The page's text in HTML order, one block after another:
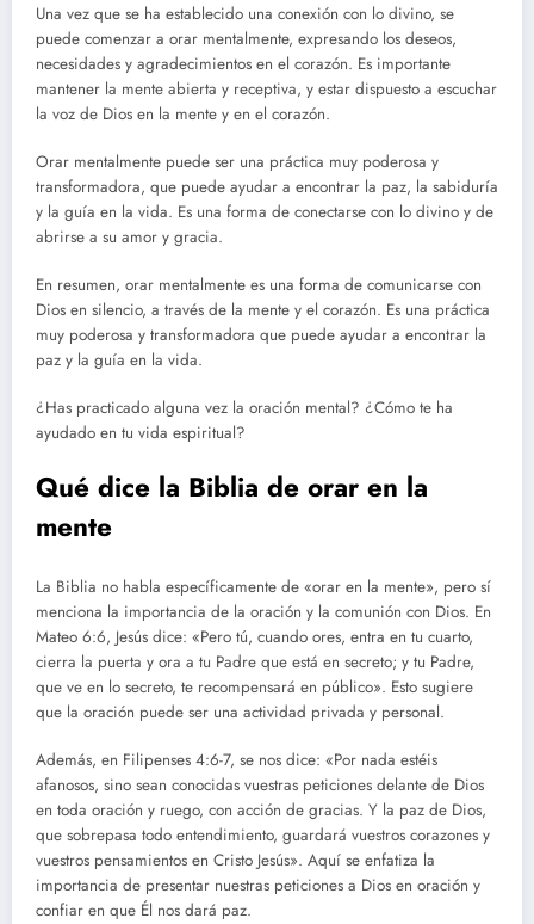
Una vez que se ha establecido una conexión con lo divino, se
puede comenzar a orar mentalmente, expresando los deseos,
necesidades y agradecimientos en el corazón. Es importante
mantener la mente abierta y receptiva, y estar dispuesto a escuchar
la voz de Dios en la mente y en el corazón.
Orar mentalmente puede ser una práctica muy poderosa y
transformadora, que puede ayudar a encontrar la paz, la sabiduría
y la guía en la vida. Es una forma de conectarse con lo divino y de
abrirse a su amor y gracia.
En resumen, orar mentalmente es una forma de comunicarse con
Dios en silencio, a través de la mente y el corazón. Es una práctica
muy poderosa y transformadora que puede ayudar a encontrar la
paz y la guía en la vida.
¿Has practicado alguna vez la oración mental? ¿Cómo te ha
ayudado en tu vida espiritual?
Qué dice la Biblia de orar en la
mente
La Biblia no habla específicamente de «orar en la mente», pero sí
menciona la importancia de la oración y la comunión con Dios. En
Mateo 6:6, Jesús dice: «Pero tú, cuando ores, entra en tu cuarto,
cierra la puerta y ora a tu Padre que está en secreto; y tu Padre,
que ve en lo secreto, te recompensará en público». Esto sugiere
que la oración puede ser una actividad privada y personal.
Además, en Filipenses 4:6-7, se nos dice: «Por nada estéis
afanosos, sino sean conocidas vuestras peticiones delante de Dios
en toda oración y ruego, con acción de gracias. Y la paz de Dios,
que sobrepasa todo entendimiento, guardará vuestros corazones y
vuestros pensamientos en Cristo Jesús». Aquí se enfatiza la
importancia de presentar nuestras peticiones a Dios en oración y
confiar en que Él nos dará paz.